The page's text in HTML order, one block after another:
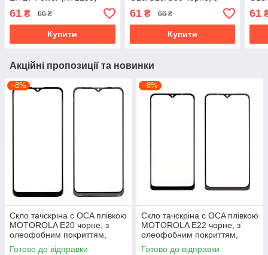
чорне, з олеофобним
покриттям, загартоване
61 ₴ 66 ₴
Купити
олеофобним покриттям,
загартоване
61₴ 66 ₴
Купити
61
Акційні пропозиції та новинки
–8%
Скло тачскріна c OCA плівкою
MOTOROLA E20 чорне, з
олеофобним покриттям,
загартоване
Готово до відправки
–8%
Скло тачскріна c OCA плівкою
MOTOROLA E22 чорне, з
олеофобним покриттям,
загартоване
Готово до відправки